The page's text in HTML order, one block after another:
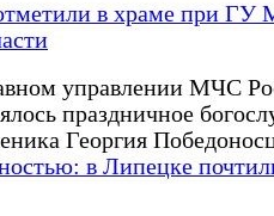
в храме при
управлении МЧС
праздничное
Георгия
в Липецке